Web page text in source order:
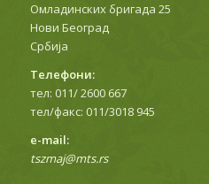
Омладинских бригада 25
Нови Београд
Србија
Телефони:
тел: 011/ 2600 667
тел/факс: 011/3018 945
е-mail:
tszmaj@mts.rs